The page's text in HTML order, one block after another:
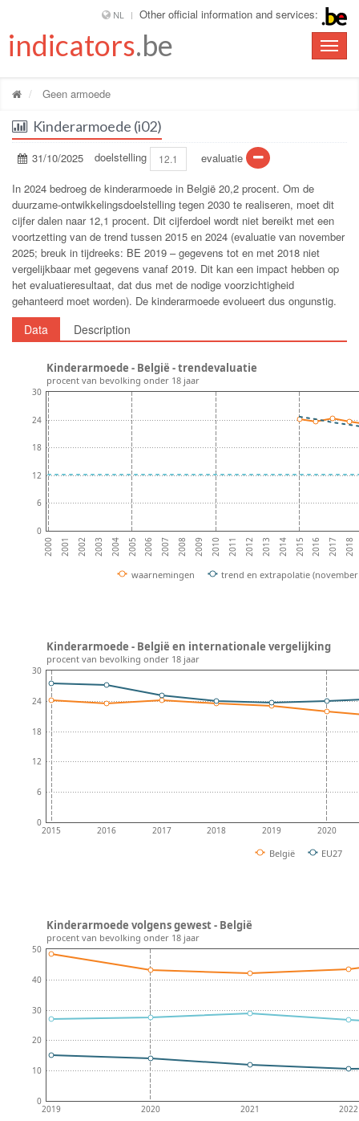
NL Other official information and services:
Toggle
indicators.be
Geen armoede
Kinderarmoede (i02)
31/10/2025 doelstelling 12.1
evaluatie
In 2024 bedroeg de kinderarmoede in België 20,2 procent. Om de
duurzame-ontwikkelingsdoelstelling tegen 2030 te realiseren, moet dit
cijfer dalen naar 12,1 procent. Dit cijferdoel wordt niet bereikt met een
voortzetting van de trend tussen 2015 en 2024 (evaluatie van november
2025; breuk in tijdreeks: BE 2019 – gegevens tot en met 2018 niet
vergelijkbaar met gegevens vanaf 2019. Dit kan een impact hebben op
het evaluatieresultaat, dat dus met de nodige voorzichtigheid
gehanteerd moet worden). De kinderarmoede evolueert dus ongunstig.
Data Description
2000 2001 2002 2003 2004 2005 2006 2007 2008 2009 2010 2011 2012 2013 2014 2015 2016 2017 2018
0
6
12
18
24
30
waarnemingen trend en extrapolatie (november
Kinderarmoede - België - trendevaluatie
procent van bevolking onder 18 jaar
2015 2016 2017 2018 2019 2020
0
6
12
18
24
30
België EU27
Kinderarmoede - België en internationale vergelijking
procent van bevolking onder 18 jaar
2019 2020 2021 2022
0
10
20
30
40
50
Kinderarmoede volgens gewest - België
procent van bevolking onder 18 jaar